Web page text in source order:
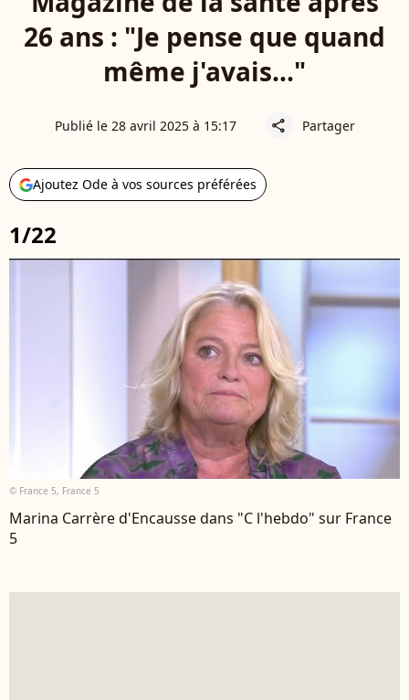
26 ans : "Je pense que quand
même j'avais..."
Publié le 28 avril 2025 à 15:17 share Partager
Ajoutez Ode à vos sources préférées
1/22
© France 5, France 5
Marina Carrère d'Encausse dans "C l'hebdo" sur France
5